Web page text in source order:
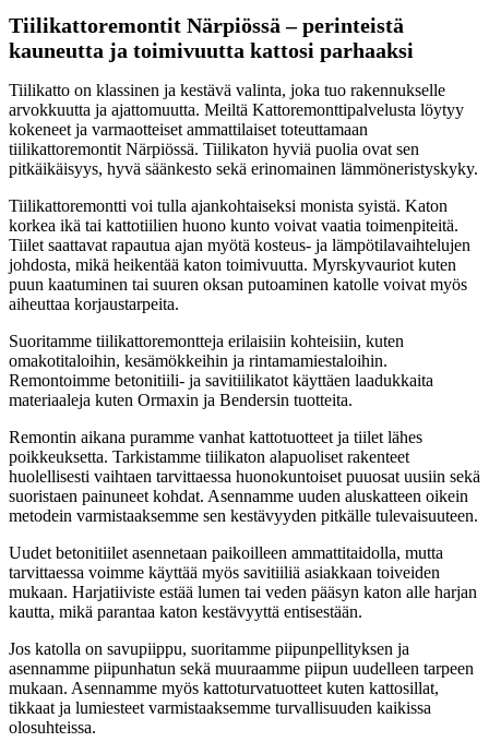
Tiilikattoremontit Närpiössä – perinteistä
kauneutta ja toimivuutta kattosi parhaaksi
Tiilikatto on klassinen ja kestävä valinta, joka tuo rakennukselle
arvokkuutta ja ajattomuutta. Meiltä Kattoremonttipalvelusta löytyy
kokeneet ja varmaotteiset ammattilaiset toteuttamaan
tiilikattoremontit Närpiössä. Tiilikaton hyviä puolia ovat sen
pitkäikäisyys, hyvä säänkesto sekä erinomainen lämmöneristyskyky.
Tiilikattoremontti voi tulla ajankohtaiseksi monista syistä. Katon
korkea ikä tai kattotiilien huono kunto voivat vaatia toimenpiteitä.
Tiilet saattavat rapautua ajan myötä kosteus- ja lämpötilavaihtelujen
johdosta, mikä heikentää katon toimivuutta. Myrskyvauriot kuten
puun kaatuminen tai suuren oksan putoaminen katolle voivat myös
aiheuttaa korjaustarpeita.
Suoritamme tiilikattoremontteja erilaisiin kohteisiin, kuten
omakotitaloihin, kesämökkeihin ja rintamamiestaloihin.
Remontoimme betonitiili- ja savitiilikatot käyttäen laadukkaita
materiaaleja kuten Ormaxin ja Bendersin tuotteita.
Remontin aikana puramme vanhat kattotuotteet ja tiilet lähes
poikkeuksetta. Tarkistamme tiilikaton alapuoliset rakenteet
huolellisesti vaihtaen tarvittaessa huonokuntoiset puuosat uusiin sekä
suoristaen painuneet kohdat. Asennamme uuden aluskatteen oikein
metodein varmistaaksemme sen kestävyyden pitkälle tulevaisuuteen.
Uudet betonitiilet asennetaan paikoilleen ammattitaidolla, mutta
tarvittaessa voimme käyttää myös savitiiliä asiakkaan toiveiden
mukaan. Harjatiiviste estää lumen tai veden pääsyn katon alle harjan
kautta, mikä parantaa katon kestävyyttä entisestään.
Jos katolla on savupiippu, suoritamme piipunpellityksen ja
asennamme piipunhatun sekä muuraamme piipun uudelleen tarpeen
mukaan. Asennamme myös kattoturvatuotteet kuten kattosillat,
tikkaat ja lumiesteet varmistaaksemme turvallisuuden kaikissa
olosuhteissa.